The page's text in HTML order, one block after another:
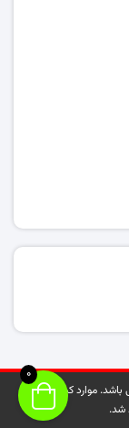
موارد کپی شده از
شد.
0